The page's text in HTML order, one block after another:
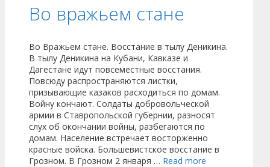
Во вражьем стане
Во Вражьем стане. Восстание в тылу Деникина.
В тылу Деникина на Кубани, Кавказе и
Дагестане идут повсеместные восстания.
Повсюду распространяются листки,
призывающие казаков расходиться по домам.
Войну кончают. Солдаты добровольческой
армии в Ставропольской губернии, разносят
слух об окончании войны, разбегаются по
домам. Население встречает восторженно
красные войска. Большевистское восстание в
Грозном. В Грозном 2 января … Read more